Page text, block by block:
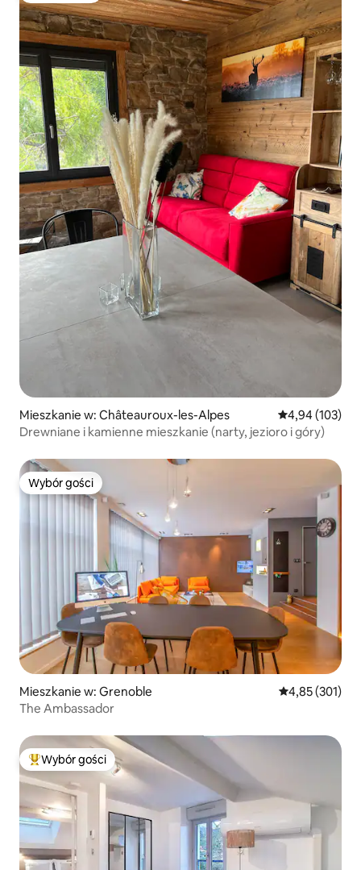
Mieszkanie w: Châteauroux-les-Alpes Średnia
4,94 (103)
Drewniane i kamienne mieszkanie (narty, jezioro i góry)
Wybór gości
Wybór gości
Mieszkanie w: Grenoble Średnia
4,85 (301)
The Ambassador
Najpopularniejsze z kategorii Wybór gości
Wybór gości